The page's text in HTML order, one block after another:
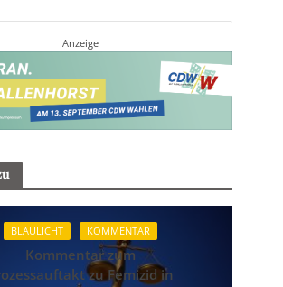
Anzeige
BLAULICHT KOMMENTAR
Kommentar zum
zu Femizid in